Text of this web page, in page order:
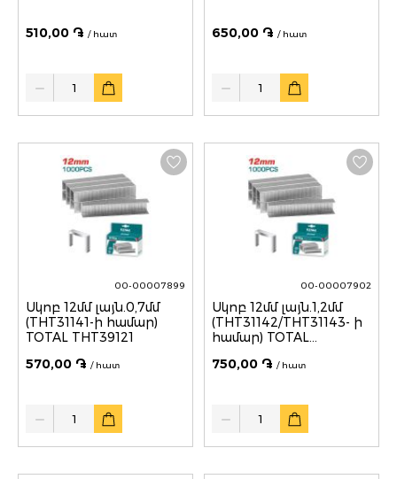
510,00 ֏ / հատ
Quantity
650,00 ֏ / հատ
Quantity
00-00007899
Սկոբ 12մմ լայն.0,7մմ
(THT31141-ի համար)
TOTAL THT39121
570,00 ֏ / հատ
Quantity
00-00007902
Սկոբ 12մմ լայն.1,2մմ
(THT31142/THT31143- ի
համար) TOTAL
750,00 ֏ / հատ
Quantity